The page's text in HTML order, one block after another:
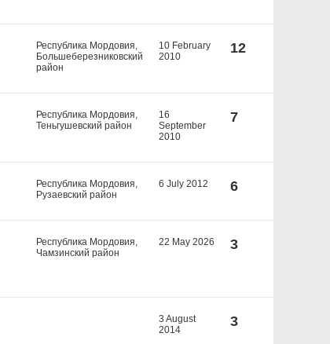
Республика Мордовия,
Большеберезниковский
район
10 February
2010
12
Республика Мордовия,
Теньгушевский район
16
September
2010
7
Республика Мордовия,
Рузаевский район
6 July 2012 6
Республика Мордовия,
Чамзинский район
22 May 2026 3
3 August
2014
3